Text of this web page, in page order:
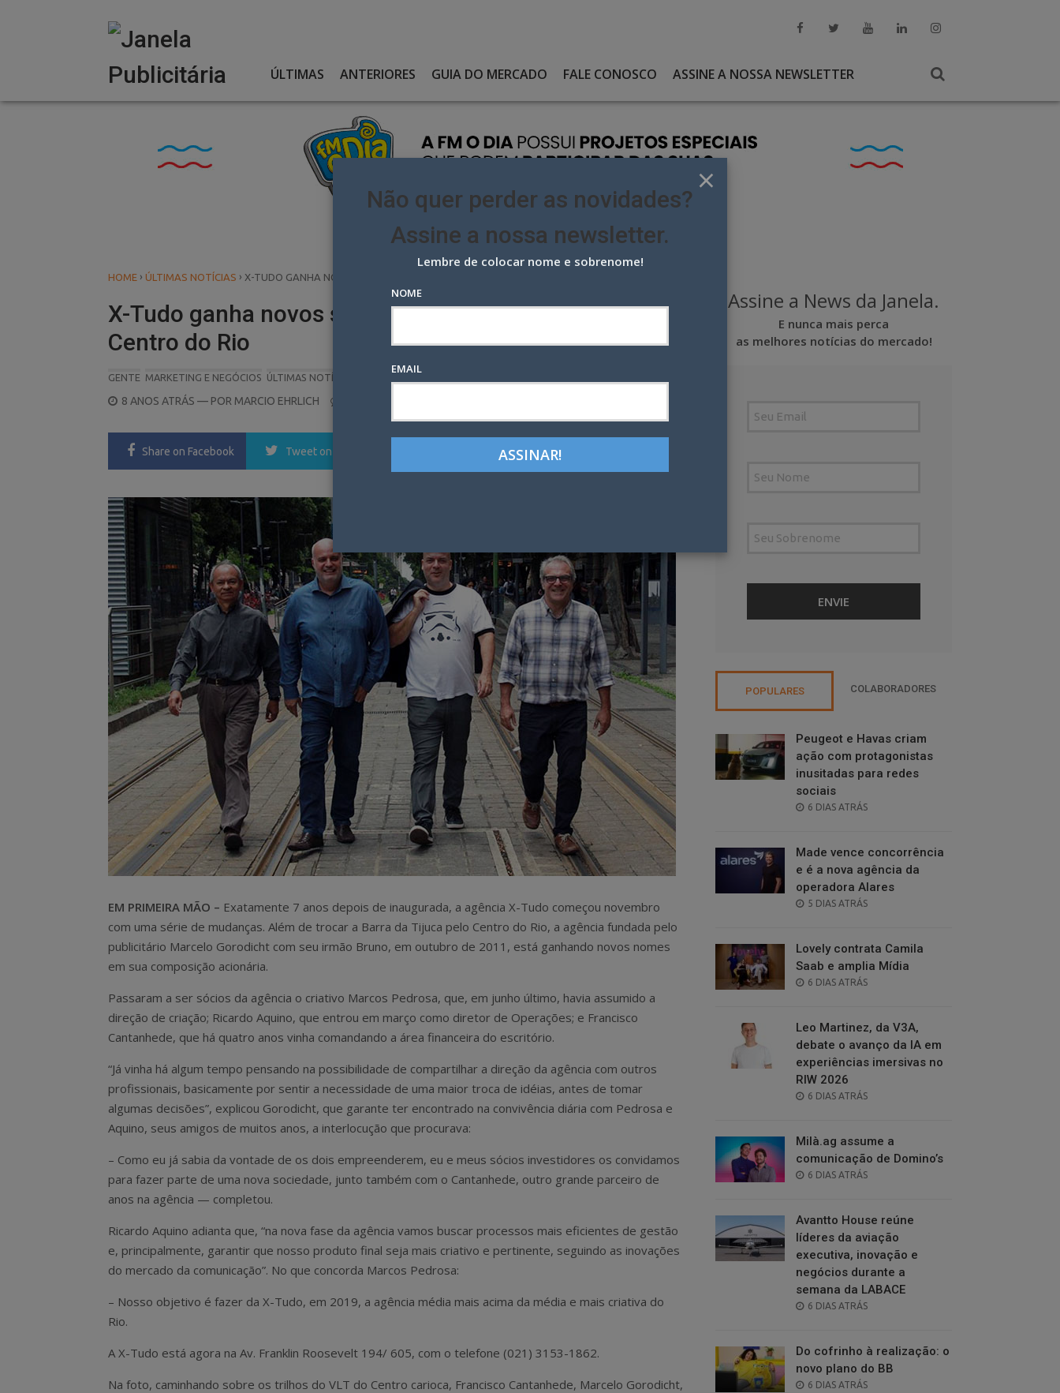
ÚLTIMAS ANTERIORES GUIA DO MERCADO FALE CONOSCO ASSINE A NOSSA NEWSLETTER
HOME › ÚLTIMAS NOTÍCIAS › X-TUDO GANHA NOVOS SÓCIOS E MUDA SEDE PARA O CENTRO DO RIO
X-Tudo ganha novos sócios e muda sede para o
Centro do Rio
GENTE MARKETING E NEGÓCIOS ÚLTIMAS NOTÍCIAS
POSTED
8 ANOS ATRÁS — POR MARCIO EHRLICH
Share on Facebook Tweet on Twitter LinkedIn Pinterest
EM PRIMEIRA MÃO – Exatamente 7 anos depois de inaugurada, a agência X-Tudo começou novembro
com uma série de mudanças. Além de trocar a Barra da Tijuca pelo Centro do Rio, a agência fundada pelo
publicitário Marcelo Gorodicht com seu irmão Bruno, em outubro de 2011, está ganhando novos nomes
em sua composição acionária.
Passaram a ser sócios da agência o criativo Marcos Pedrosa, que, em junho último, havia assumido a
direção de criação; Ricardo Aquino, que entrou em março como diretor de Operações; e Francisco
Cantanhede, que há quatro anos vinha comandando a área financeira do escritório.
“Já vinha há algum tempo pensando na possibilidade de compartilhar a direção da agência com outros
profissionais, basicamente por sentir a necessidade de uma maior troca de idéias, antes de tomar
algumas decisões”, explicou Gorodicht, que garante ter encontrado na convivência diária com Pedrosa e
Aquino, seus amigos de muitos anos, a interlocução que procurava:
– Como eu já sabia da vontade de os dois empreenderem, eu e meus sócios investidores os convidamos
para fazer parte de uma nova sociedade, junto também com o Cantanhede, outro grande parceiro de
anos na agência — completou.
Ricardo Aquino adianta que, “na nova fase da agência vamos buscar processos mais eficientes de gestão
e, principalmente, garantir que nosso produto final seja mais criativo e pertinente, seguindo as inovações
do mercado da comunicação”. No que concorda Marcos Pedrosa:
– Nosso objetivo é fazer da X-Tudo, em 2019, a agência média mais acima da média e mais criativa do
Rio.
A X-Tudo está agora na Av. Franklin Roosevelt 194/ 605, com o telefone (021) 3153-1862.
Na foto, caminhando sobre os trilhos do VLT do Centro carioca, Francisco Cantanhede, Marcelo Gorodicht,
Assine a News da Janela.
E nunca mais perca
as melhores notícias do mercado!
POPULARES COLABORADORES
Peugeot e Havas criam
ação com protagonistas
inusitadas para redes
sociais
POSTED
6 DIAS ATRÁS
Made vence concorrência
e é a nova agência da
operadora Alares
POSTED
5 DIAS ATRÁS
Lovely contrata Camila
Saab e amplia Mídia
POSTED
6 DIAS ATRÁS
Leo Martinez, da V3A,
debate o avanço da IA em
experiências imersivas no
RIW 2026
POSTED
6 DIAS ATRÁS
Milà.ag assume a
comunicação de Domino’s
POSTED
6 DIAS ATRÁS
Avantto House reúne
líderes da aviação
executiva, inovação e
negócios durante a
semana da LABACE
POSTED
6 DIAS ATRÁS
Do cofrinho à realização: o
novo plano do BB
POSTED
6 DIAS ATRÁS
×
Não quer perder as novidades?
Assine a nossa newsletter.
Lembre de colocar nome e sobrenome!
NOME
EMAIL